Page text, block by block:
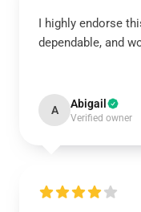
I highly endorse
dependable, and
A Abigail
Verified owner